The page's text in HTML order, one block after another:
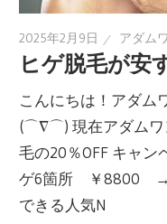
2025年2月9日 アダム
ヒゲ脱毛が安
こんにちは！アダム
(⌒∇⌒) 現在アダムワ
毛の20％OFF キャ
ゲ6箇所 ￥8800
できる人気N